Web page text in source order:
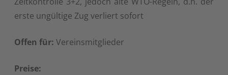
erste ungültige Zug verliert sofort
Offen für: Vereinsmitglieder
Preise: